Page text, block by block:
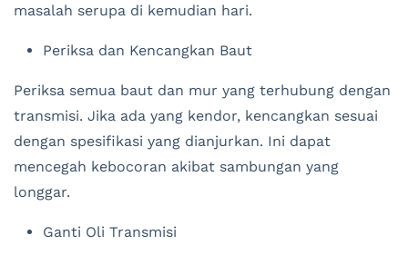
masalah serupa di kemudian hari.
Periksa dan Kencangkan Baut
Periksa semua baut dan mur yang terhubung dengan
transmisi. Jika ada yang kendor, kencangkan sesuai
dengan spesifikasi yang dianjurkan. Ini dapat
mencegah kebocoran akibat sambungan yang
longgar.
Ganti Oli Transmisi